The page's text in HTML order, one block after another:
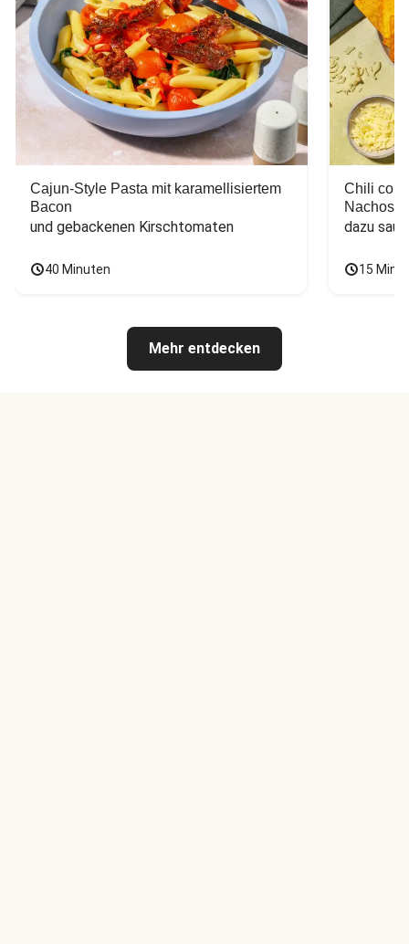
Cajun-Style Pasta mit karamellisiertem
Bacon
und gebackenen Kirschtomaten
40 Minuten
Chili con
Nachos
dazu
15
Mehr entdecken